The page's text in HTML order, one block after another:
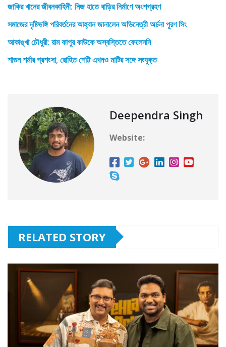
জাকির খানের জীবনকাহিনী: নিজ হাতে বাড়ির নির্মাণে অংশগ্রহণ
সমাজের দৃষ্টিভঙ্গি পরিবর্তনের আহ্বান জানালেন অভিনেত্রী অর্চনা পূরণ সিং
আকাঙ্খা চৌধুরী: রাম কাপুর কাউকে অস্বস্তিতে ফেলেননি
শাগুন শর্মার প্রশংসা, রোহিত শেট্টি এখনও মাটির সঙ্গে সংযুক্ত
Deependra Singh
Website:
RELATED STORY